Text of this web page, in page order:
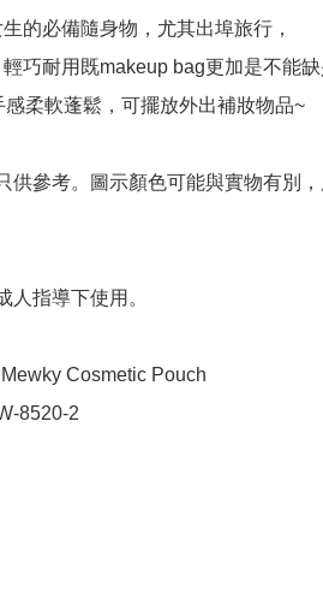
的必備隨身物，尤其出埠旅行，
巧耐用既makeup bag更加是不能缺
感柔軟蓬鬆，可擺放外出補妝物品~
供參考。圖示顏色可能與實物有別
人指導下使用。
Cosmetic Pouch
8520-2